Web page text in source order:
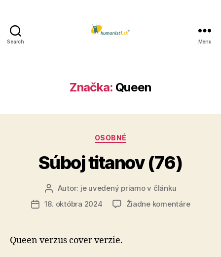
Search Menu
Značka: Queen
Kategórie
OSOBNÉ
Súboj titanov (76)
Autor
článku
Autor: je uvedený priamo v článku
Dátum
18. októbra 2024 Žiadne komentárena
Queen verzus cover verzie.